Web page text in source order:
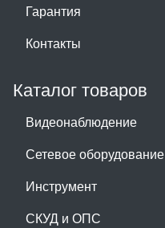
Гарантия
Контакты
Каталог товаров
Видеонаблюдение
Сетевое оборудование
Инструмент
СКУД и ОПС